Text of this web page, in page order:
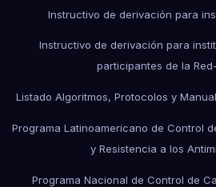
Instructivo de derivación para
Instructivo de derivación para
participantes de la Red-
Listado Algoritmos, Protocolos y
Programa Latinoamericano de Control
y Resistencia a los
Programa Nacional de Control de